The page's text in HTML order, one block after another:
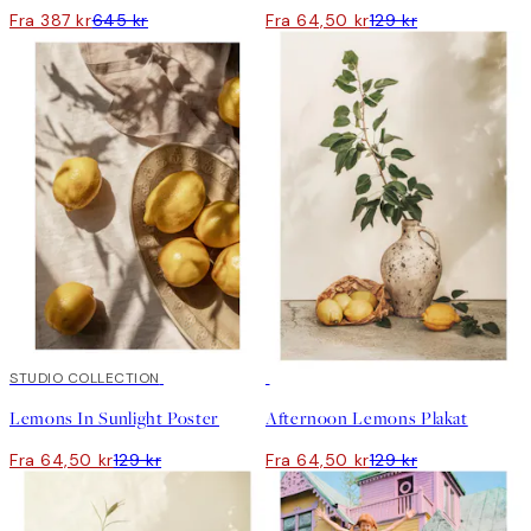
Fra 387 kr645 kr Fra 64,50 kr129 kr
50%*
STUDIO COLLECTION
Lemons In Sunlight Poster
Fra 64,50 kr129 kr
Afternoon Lemons Plakat
Fra 64,50 kr129 kr